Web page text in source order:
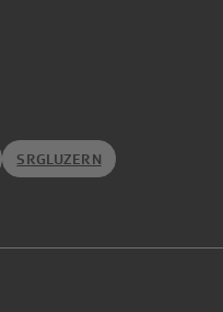
SRGLUZERN